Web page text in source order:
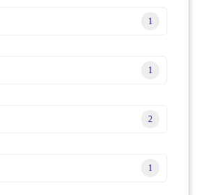
1
1
2
1